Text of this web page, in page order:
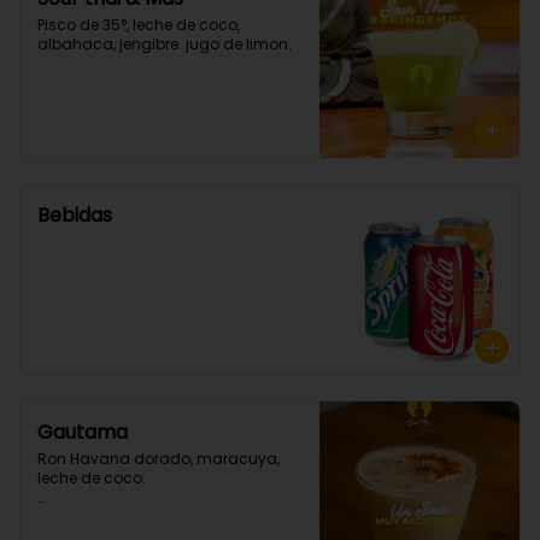
Pisco de 35°, leche de coco,
albahaca, jengibre. jugo de limon.
Bebidas
Gautama
Ron Havana dorado, maracuya,
leche de coco.